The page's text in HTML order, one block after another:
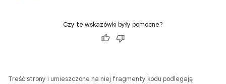
Czy te wskazówki były pomocne?
Treść strony i umieszczone na niej fragmenty kodu podlegają